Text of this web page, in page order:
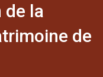
de la
de